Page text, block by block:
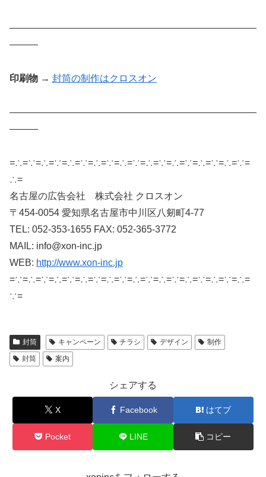
——————————————————————————
———
印刷物 → 封筒の制作はクロスオン
——————————————————————————
———
=∴=∵=∴=∵=∴=∵=∴=∵=∴=∵=∴=∵=∴=∵=∴=∵=∴=∵=
∴=
名古屋の広告会社 株式会社 クロスオン
〒454-0054 愛知県名古屋市中川区八剱町4-77
TEL: 052-353-1655 FAX: 052-365-3772
MAIL: info@xon-inc.jp
WEB: http://www.xon-inc.jp
=∵=∴=∵=∴=∵=∴=∵=∴=∵=∴=∵=∴=∵=∴=∵=∴=∵=∴=
∵=
封筒 キャンペーン チラシ デザイン
制作
封筒
案内
シェアする
X Facebook はてブ
Pocket LINE コピー